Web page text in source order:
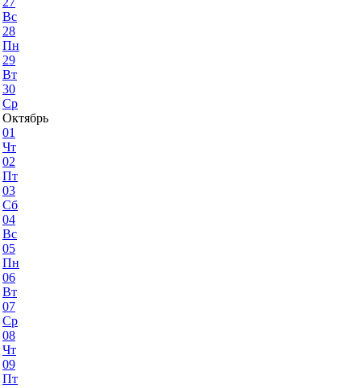
Вс
28
Пн
29
Вт
30
Ср
Октябрь
01
Чт
02
Пт
03
Сб
04
Вс
05
Пн
06
Вт
07
Ср
08
Чт
09
Пт